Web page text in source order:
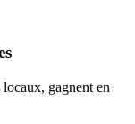
locaux, gagnent en